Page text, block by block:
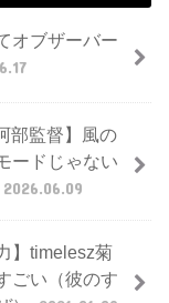
オブザーバー
部監督】風の
ードじゃない
2026.06.09
】timelesz菊
ごい（彼のす